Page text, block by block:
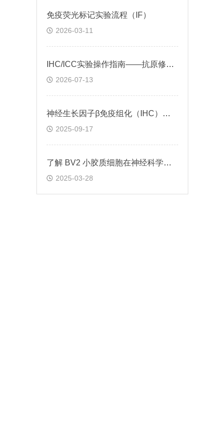
免疫荧光标记实验流程（IF）
2026-03-11
IHC/ICC实验操作指南——抗原修复技术
2026-07-13
神经生长因子β免疫组化（IHC）试剂盒实验操作步骤
2025-09-17
了解 BV2 小胶质细胞在神经科学研究中的重要性
2025-03-28